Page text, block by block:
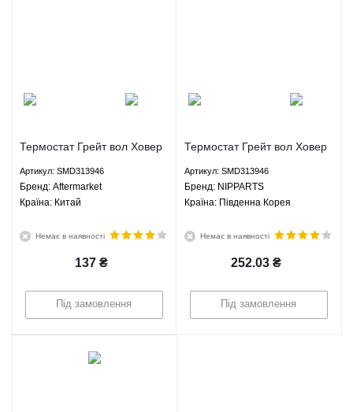
Термостат Грейт вол Ховер
Лендмарк - SMD313946
Aftermarket
Артикул: SMD313946
Брeнд: Aftermarket
Країна: Китай
Немає в наявності
137 ₴
Під замовлення
Термостат Грейт вол Ховер
Лендмарк - SMD313946
NIPPARTS
Артикул: SMD313946
Брeнд: NIPPARTS
Країна: Південна Корея
Немає в наявності
252.03 ₴
Під замовлення